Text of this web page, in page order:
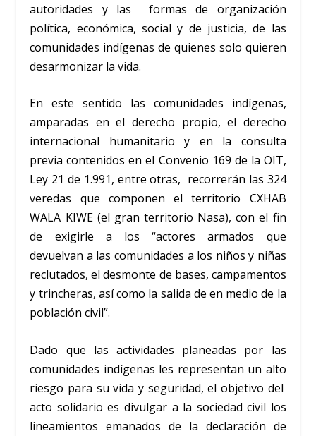
autoridades y las formas de organización
política, económica, social y de justicia, de las
comunidades indígenas de quienes solo quieren
desarmonizar la vida.
En este sentido las comunidades indígenas,
amparadas en el derecho propio, el derecho
internacional humanitario y en la consulta
previa contenidos en el Convenio 169 de la OIT,
Ley 21 de 1.991, entre otras, recorrerán las 324
veredas que componen el territorio CXHAB
WALA KIWE (el gran territorio Nasa), con el fin
de exigirle a los “actores armados que
devuelvan a las comunidades a los niños y niñas
reclutados, el desmonte de bases, campamentos
y trincheras, así como la salida de en medio de la
población civil”.
Dado que las actividades planeadas por las
comunidades indígenas les representan un alto
riesgo para su vida y seguridad, el objetivo del
acto solidario es divulgar a la sociedad civil los
lineamientos emanados de la declaración de